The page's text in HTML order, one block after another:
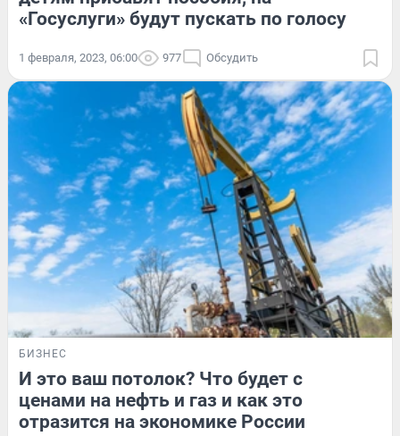
«Госуслуги» будут пускать по голосу
1 февраля, 2023, 06:00 977 Обсудить
БИЗНЕС
И это ваш потолок? Что будет с
ценами на нефть и газ и как это
отразится на экономике России